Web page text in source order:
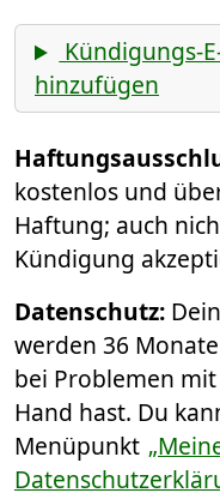
Kündigungs-
hinzufügen
kostenlos und
Haftung; auch
Kündigung
Datenschutz:
werden 36
bei Problemen
Hand hast. Du
Menüpunkt